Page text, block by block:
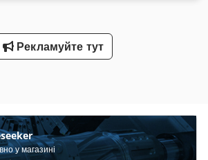
Рекламуйте тут
у магазині